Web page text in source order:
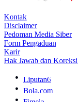
Kontak
Disclaimer
Pedoman Media Siber
Form Pengaduan
Karir
Hak Jawab dan
Liputan6
Bola.com